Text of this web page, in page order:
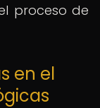
proceso de
en el